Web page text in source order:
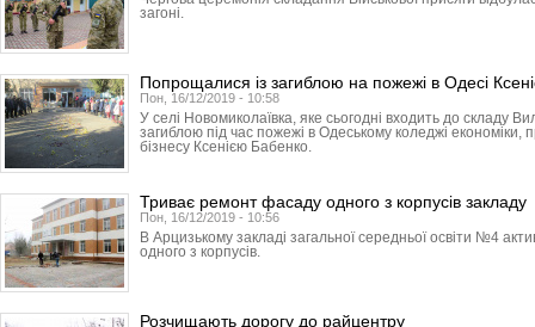
загоні.
Попрощалися із загиблою на пожежі в Одесі
Пон, 16/12/2019 - 10:58
У селі Новомиколаївка, яке сьогодні входить до складу
загиблою під час пожежі в Одеському коледжі економіки,
бізнесу Ксенією Бабенко.
Триває ремонт фасаду одного з корпусів закладу
Пон, 16/12/2019 - 10:56
В Арцизькому закладі загальної середньої освіти №4
одного з корпусів.
Розчищають дорогу до райцентру